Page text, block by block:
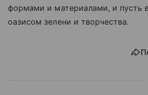
формами и материалами, и пусть
оазисом зелени и творчества.